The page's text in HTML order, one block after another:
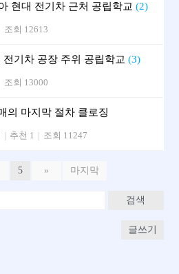
현대 전기차 근처 공립학교(2)
조회 12613
전기차 공장 주위 공립학교(3)
조회 13000
의 마지막 절차 클로징
| 추천 1 | 조회 11247
5 » 마지막
검색
글쓰기